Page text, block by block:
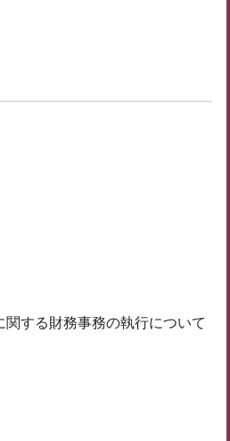
関する財務事務の執行について